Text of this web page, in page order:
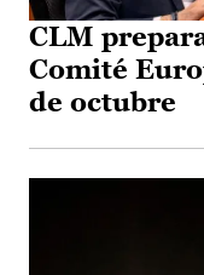
CLM
Comité
de octubre